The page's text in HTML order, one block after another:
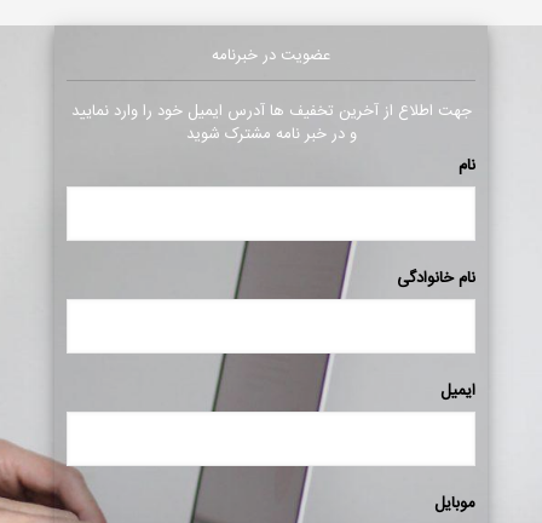
عضویت در خبرنامه
جهت اطلاع از آخرین تخفیف ها آدرس ایمیل خود را وارد نمایید
و در خبر نامه مشترک شوید
نام
نام خانوادگی
ایمیل
موبایل